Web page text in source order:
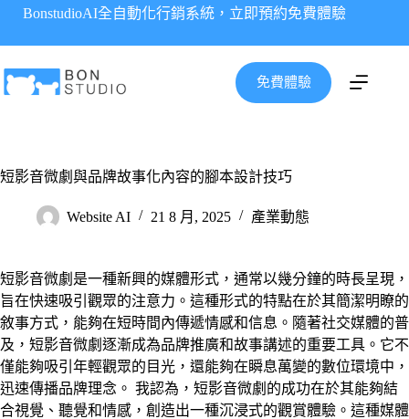
要
內
BonstudioAI全自動化行銷系統，立即預約免費體驗
免費體驗
短影音微劇與品牌故事化內容的腳本設計技巧
Website AI 21 8 月, 2025 產業動態
短影音微劇是一種新興的媒體形式，通常以幾分鐘的時長呈現，
旨在快速吸引觀眾的注意力。這種形式的特點在於其簡潔明瞭的
敘事方式，能夠在短時間內傳遞情感和信息。隨著社交媒體的普
及，短影音微劇逐漸成為品牌推廣和故事講述的重要工具。它不
僅能夠吸引年輕觀眾的目光，還能夠在瞬息萬變的數位環境中，
迅速傳播品牌理念。 我認為，短影音微劇的成功在於其能夠結
合視覺、聽覺和情感，創造出一種沉浸式的觀賞體驗。這種媒體